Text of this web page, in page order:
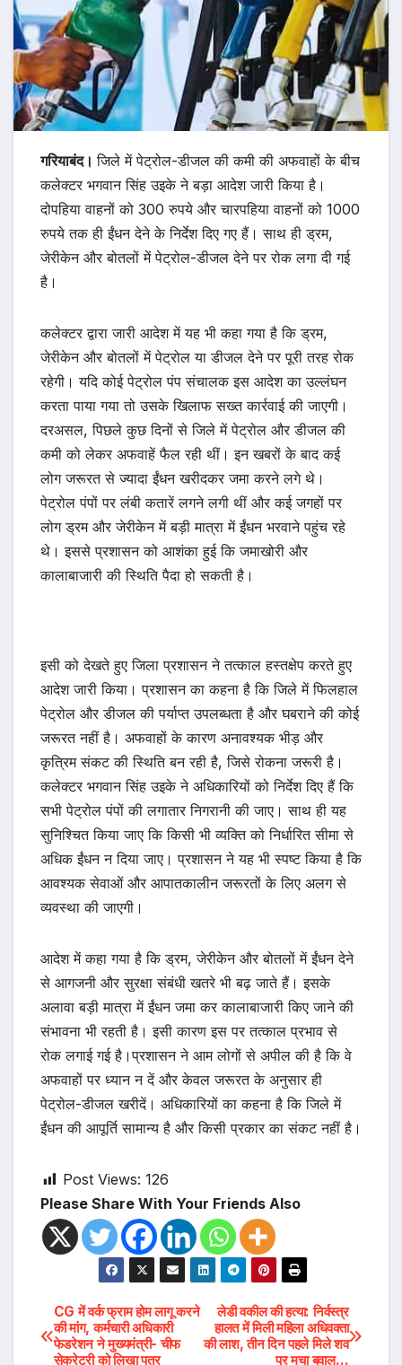
गरियाबंद।जिले में पेट्रोल-डीजल की कमी की अफवाहों के बीच
कलेक्टर भगवान सिंह उइके ने बड़ा आदेश जारी किया है।
दोपहिया वाहनों को 300 रुपये और चारपहिया वाहनों को 1000
रुपये तक ही ईंधन देने के निर्देश दिए गए हैं। साथ ही ड्रम,
जेरीकेन और बोतलों में पेट्रोल-डीजल देने पर रोक लगा दी गई
है।
कलेक्टर द्वारा जारी आदेश में यह भी कहा गया है कि ड्रम,
जेरीकेन और बोतलों में पेट्रोल या डीजल देने पर पूरी तरह रोक
रहेगी। यदि कोई पेट्रोल पंप संचालक इस आदेश का उल्लंघन
करता पाया गया तो उसके खिलाफ सख्त कार्रवाई की जाएगी।
दरअसल, पिछले कुछ दिनों से जिले में पेट्रोल और डीजल की
कमी को लेकर अफवाहें फैल रही थीं। इन खबरों के बाद कई
लोग जरूरत से ज्यादा ईंधन खरीदकर जमा करने लगे थे।
पेट्रोल पंपों पर लंबी कतारें लगने लगी थीं और कई जगहों पर
लोग ड्रम और जेरीकेन में बड़ी मात्रा में ईंधन भरवाने पहुंच रहे
थे। इससे प्रशासन को आशंका हुई कि जमाखोरी और
कालाबाजारी की स्थिति पैदा हो सकती है।
इसी को देखते हुए जिला प्रशासन ने तत्काल हस्तक्षेप करते हुए
आदेश जारी किया। प्रशासन का कहना है कि जिले में फिलहाल
पेट्रोल और डीजल की पर्याप्त उपलब्धता है और घबराने की कोई
जरूरत नहीं है। अफवाहों के कारण अनावश्यक भीड़ और
कृत्रिम संकट की स्थिति बन रही है, जिसे रोकना जरूरी है।
कलेक्टर भगवान सिंह उइके ने अधिकारियों को निर्देश दिए हैं कि
सभी पेट्रोल पंपों की लगातार निगरानी की जाए। साथ ही यह
सुनिश्चित किया जाए कि किसी भी व्यक्ति को निर्धारित सीमा से
अधिक ईंधन न दिया जाए। प्रशासन ने यह भी स्पष्ट किया है कि
आवश्यक सेवाओं और आपातकालीन जरूरतों के लिए अलग से
व्यवस्था की जाएगी।
आदेश में कहा गया है कि ड्रम, जेरीकेन और बोतलों में ईंधन देने
से आगजनी और सुरक्षा संबंधी खतरे भी बढ़ जाते हैं। इसके
अलावा बड़ी मात्रा में ईंधन जमा कर कालाबाजारी किए जाने की
संभावना भी रहती है। इसी कारण इस पर तत्काल प्रभाव से
रोक लगाई गई है।प्रशासन ने आम लोगों से अपील की है कि वे
अफवाहों पर ध्यान न दें और केवल जरूरत के अनुसार ही
पेट्रोल-डीजल खरीदें। अधिकारियों का कहना है कि जिले में
ईंधन की आपूर्ति सामान्य है और किसी प्रकार का संकट नहीं है।
Post Views: 126
Please Share With Your Friends Also
Post
लेडी वकील की हत्या: निर्वस्त्र
हालत में मिली महिला अधिवक्ता
की लाश, तीन दिन पहले मिले शव
पर मचा बवाल…
CG में वर्क फ्राम होम लागू करने
की मांग, कर्मचारी अधिकारी
फेडरेशन ने मुख्यमंत्री- चीफ
सेकरेट्री को लिखा पत्र